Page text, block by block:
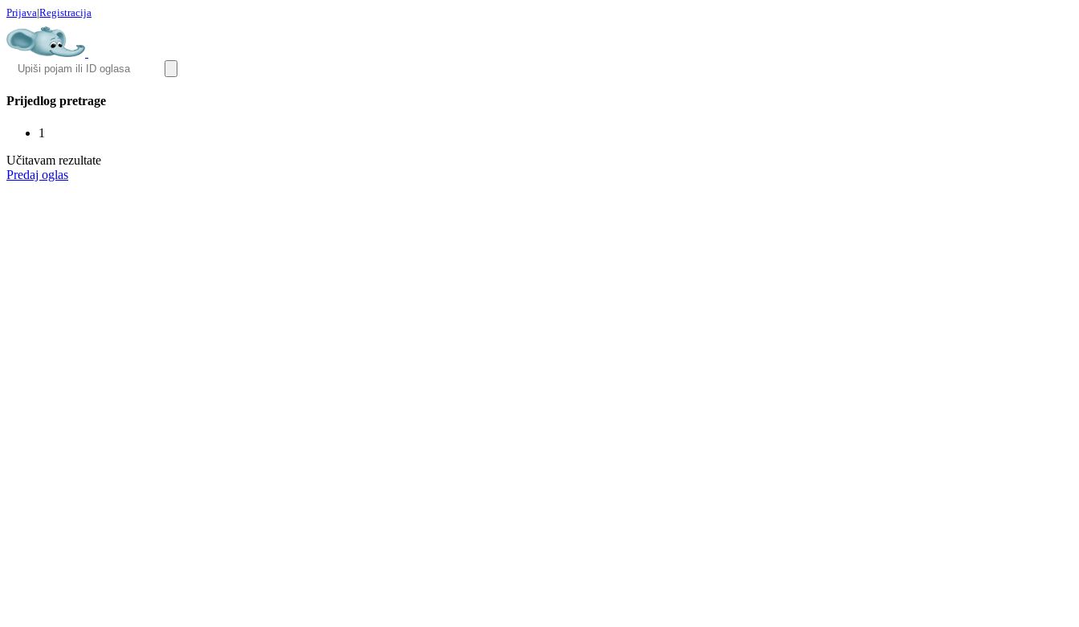
Prijava|Registracija
Prijedlog pretrage
1
Učitavam rezultate
Predaj oglas